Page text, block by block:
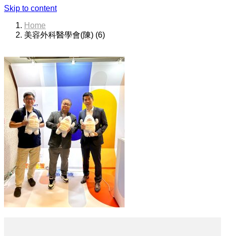
Skip to content
Home
美容外科醫學會(陳) (6)